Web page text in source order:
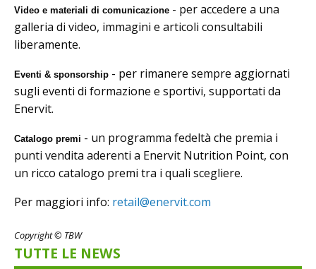
Video e materiali di comunicazione - per accedere a una
galleria di video, immagini e articoli consultabili
liberamente.
Eventi & sponsorship - per rimanere sempre aggiornati
sugli eventi di formazione e sportivi, supportati da
Enervit.
Catalogo premi - un programma fedeltà che premia i
punti vendita aderenti a Enervit Nutrition Point, con
un ricco catalogo premi tra i quali scegliere.
Per maggiori info: retail@enervit.com
Copyright © TBW
TUTTE LE NEWS